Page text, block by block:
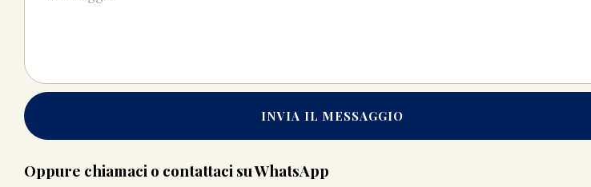
INVIA IL MESSAGGIO
Oppure chiamaci o contattaci su WhatsApp